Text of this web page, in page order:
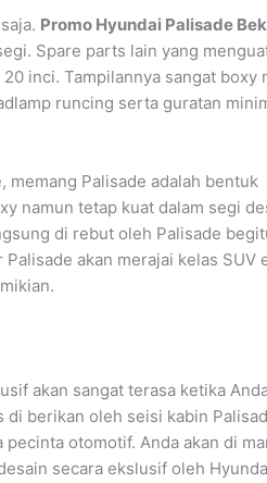
Promo Hyundai Palisade
Spare parts lain yang
inci. Tampilannya sangat boxy
runcing serta guratan
memang Palisade adalah bentuk
namun tetap kuat dalam segi
di rebut oleh Palisade
akan merajai kelas SUV
akan sangat terasa ketika
di berikan oleh seisi kabin
otomotif. Anda akan di
secara ekslusif oleh